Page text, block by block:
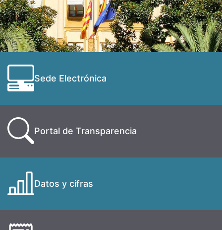
Sede Electrónica
Portal de Transparencia
Datos y cifras